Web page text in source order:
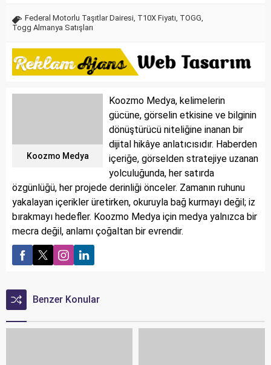
Federal Motorlu Taşıtlar Dairesi, T10X Fiyatı, TOGG,
Togg Almanya Satışları
Koozmo Medya
Koozmo Medya, kelimelerin
gücüne, görselin etkisine ve bilginin
dönüştürücü niteliğine inanan bir
dijital hikâye anlatıcısıdır. Haberden
içeriğe, görselden stratejiye uzanan
yolculuğunda, her satırda
özgünlüğü, her projede derinliği önceler. Zamanın ruhunu
yakalayan içerikler üretirken, okuruyla bağ kurmayı değil; iz
bırakmayı hedefler. Koozmo Medya için medya yalnızca bir
mecra değil, anlamı çoğaltan bir evrendir.
Benzer Konular